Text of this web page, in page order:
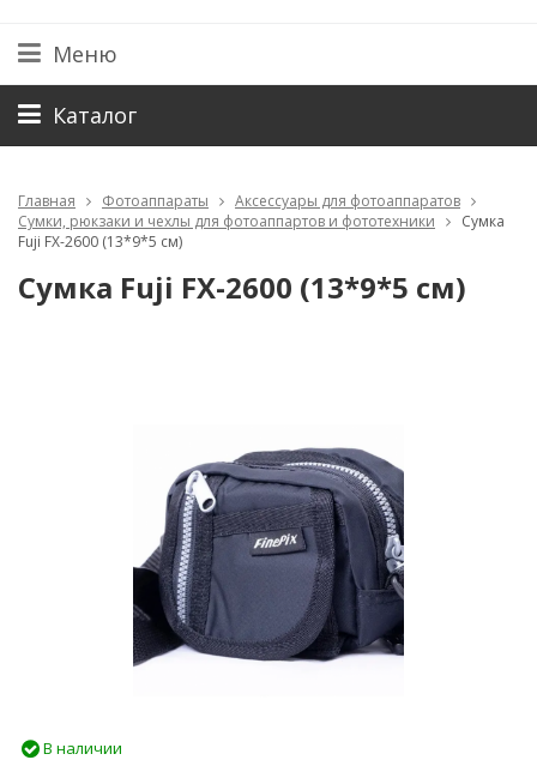
Меню
Каталог
Главная Фотоаппараты
Аксессуары для фотоаппаратов
Сумки, рюкзаки и чехлы для фотоаппартов и фототехники
Сумка
Fuji FX-2600 (13*9*5 см)
Сумка Fuji FX-2600 (13*9*5 см)
В наличии